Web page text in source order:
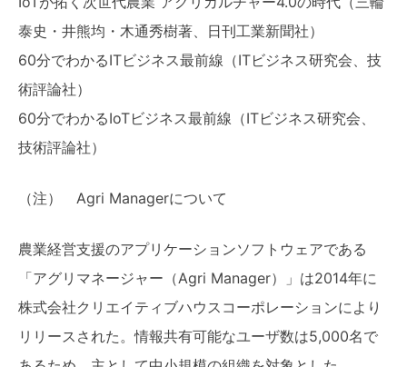
泰史・井熊均・木通秀樹著、日刊工業新聞社）
60分でわかるITビジネス最前線（ITビジネス研究会、技
術評論社）
60分でわかるIoTビジネス最前線（ITビジネス研究会、
技術評論社）
（注） Agri Managerについて
農業経営支援のアプリケーションソフトウェアである
「アグリマネージャー（Agri Manager）」は2014年に
株式会社クリエイティブハウスコーポレーションにより
リリースされた。情報共有可能なユーザ数は5,000名で